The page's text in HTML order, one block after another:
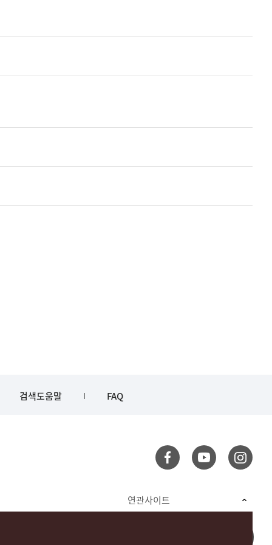
검색도움말 FAQ
연관사이트